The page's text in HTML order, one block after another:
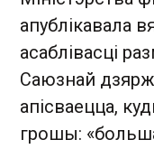
апублікавала
асаблівасці
Саюзнай
апісваецца,
грошы: